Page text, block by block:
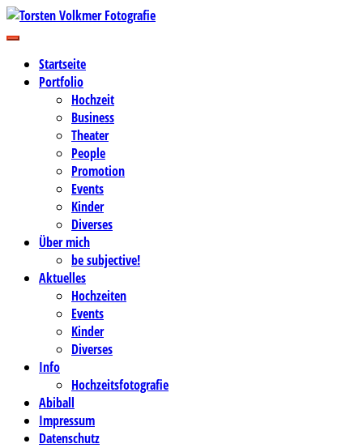
Zum
Inhalt
Torsten Volkmer Fotografie
Business-, Portrait- und Hochzeitsfotografie
Startseite
Portfolio
Hochzeit
Business
Theater
People
Promotion
Events
Kinder
Diverses
Über mich
be subjective!
Aktuelles
Hochzeiten
Events
Kinder
Diverses
Info
Hochzeitsfotografie
Abiball
Impressum
Datenschutz